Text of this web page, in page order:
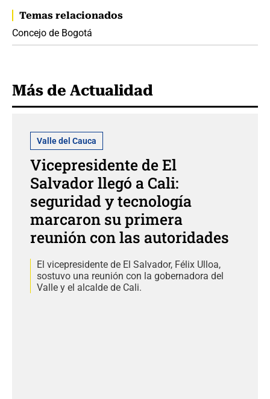
Temas relacionados
Concejo de Bogotá
Más de Actualidad
Valle del Cauca
Vicepresidente de El
Salvador llegó a Cali:
seguridad y tecnología
marcaron su primera
reunión con las autoridades
El vicepresidente de El Salvador, Félix Ulloa,
sostuvo una reunión con la gobernadora del
Valle y el alcalde de Cali.